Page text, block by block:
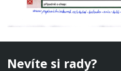
Nevíte si rady?